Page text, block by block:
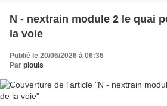
N - nextrain module 2 le quai
la voie
Publié le 20/06/2026 à 06:36
Par piouls